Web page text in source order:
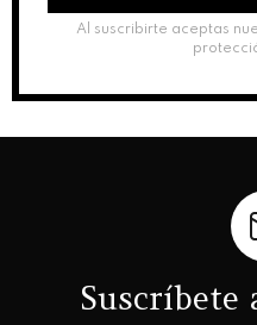
Al suscribirte aceptas
Suscríbete